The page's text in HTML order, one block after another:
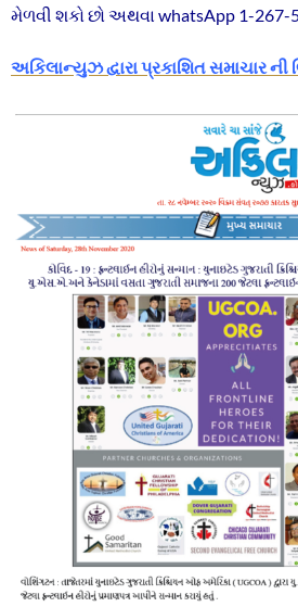
મેળવી શકો છો અથવા whatsApp 1-267-
અકિલાન્યુઝ દ્વારા પ્રકાશિત સમાચાર ની